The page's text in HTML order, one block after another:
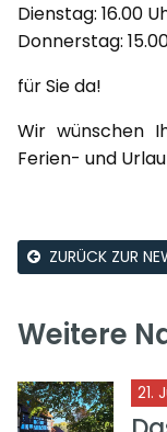
Dienstag: 16.00
Donnerstag:
für Sie da!
Wir wünschen
Ferien- und
ZURÜCK ZUR
Weitere
21.